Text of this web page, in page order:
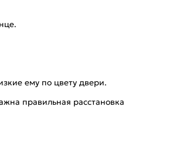
ему по цвету двери.
правильная расстановка